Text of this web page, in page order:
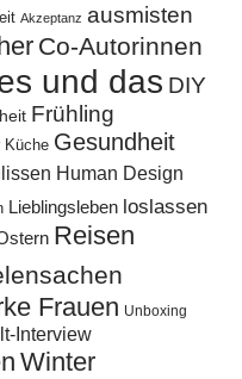
Akzeptanz ausmisten
Co-Autorinnen
und das DIY
Frühling
Küche Gesundheit
Human Design
Lieblingsleben loslassen
Reisen
Frauen Unboxing
Interview
Winter